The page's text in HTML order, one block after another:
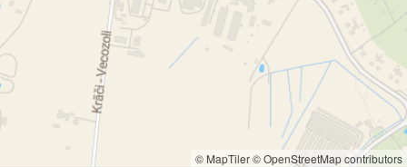
© MapTiler© OpenStreetMap contributors